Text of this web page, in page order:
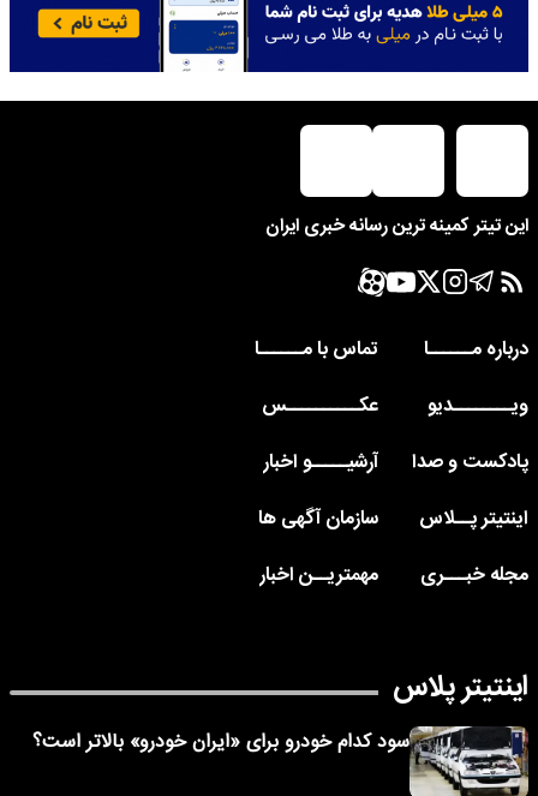
این تیتر کمینه ترین رسانه خبری ایران
درباره مــــــا
تماس با مــــــا
ویــــــــدیو
عکــــــــــس
پادکست و صدا
آرشیـــــو اخبار
اینتیتر پــلاس
سازمان آگهی ها
مجله خبـــری
مهمتریــن اخبار
اینتیتر پلاس
سود کدام خودرو برای «ایران خودرو» بالاتر است؟